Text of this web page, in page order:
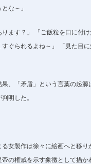
な～」
ります？」 「ご飯粒を口に付
ぐられるよね～」 「見た目
果、「矛盾」という言葉の起源
明した。
女製作は徐々に絵画へと移り
の権威を示す象徴として描か